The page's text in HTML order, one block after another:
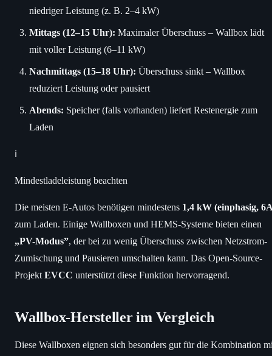
niedriger Leistung (z. B. 2–4 kW)
Mittags (12–15 Uhr): Maximaler Überschuss – Wallbox lädt
mit voller Leistung (6–11 kW)
Nachmittags (15–18 Uhr): Überschuss sinkt – Wallbox
reduziert Leistung oder pausiert
Abends: Speicher (falls vorhanden) liefert Restenergie zum
Laden
ℹ️
Mindestladeleistung beachten
Die meisten E-Autos benötigen mindestens 1,4 kW (einphasig,
zum Laden. Einige Wallboxen und HEMS-Systeme bieten einen
„PV-Modus”, der bei zu wenig Überschuss zwischen Netzstrom-
Zumischung und Pausieren umschalten kann. Das Open-Source-
Projekt EVCC unterstützt diese Funktion hervorragend.
Wallbox-Hersteller im Vergleich
Diese Wallboxen eignen sich besonders gut für die Kombination